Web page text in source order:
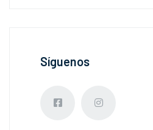
Síguenos